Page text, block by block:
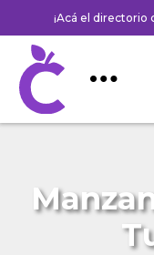
¡Acá el directorio